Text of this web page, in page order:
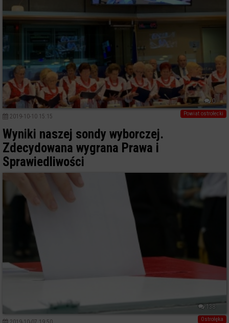
0
Powiat ostrołecki
2019-10-10 15:15
Wyniki naszej sondy wyborczej.
Zdecydowana wygrana Prawa i
Sprawiedliwości
138
Ostrołęka